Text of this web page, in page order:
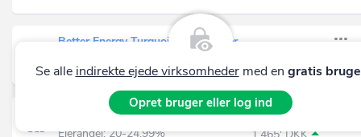
Better Energy Turquoise Sunflower
Ejerandel: 10-14.99%
51' EUR
Ejerandel: 20-24.99%
Resultat for 2025
Se alle indirekte ejede virksomhedermed en gratis
Opret bruger eller log ind